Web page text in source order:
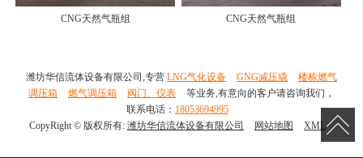
CNG天然气瓶组 CNG天然气瓶组
潍坊华信流体设备有限公司,专营 LNG气化设备 GNG减压撬
楼栋燃气
调压箱
燃气调压箱 阀门、仪表
等业务,有意向的客户请咨询我们，
联系电话： 18053694995
CopyRight © 版权所有: 潍坊华信流体设备有限公司 网站地图 XML